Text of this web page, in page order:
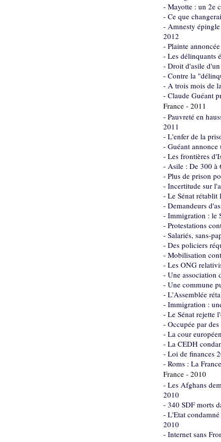
- Mayotte : un 2e
- Ce que
- Amnesty
2012
- Plainte
- Les délinquants
- Droit d'asile
- Contre la
- A trois mois de
- Claude Guéant
France - 2011
- Pauvreté en
2011
- L'enfer de la
- Guéant
- Les frontières
- Asile : De 300 à
- Plus de prison
- Incertitude sur
- Le Sénat rétablit
- Demandeurs
- Immigration : le
- Protestations
- Salariés, sans-
- Des policiers
- Mobilisation
- Les ONG
- Une association
- Une commune
- L'Assemblée
- Immigration :
- Le Sénat rejette
- Occupée par
- La cour
- La CEDH
- Loi de finances
- Roms : La
France - 2010
- Les Afghans
2010
- 340 SDF morts
- L'Etat
2010
- Internet sans